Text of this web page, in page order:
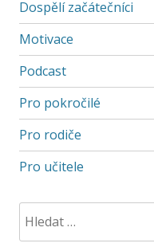
Dospělí začátečníci
Motivace
Podcast
Pro pokročilé
Pro rodiče
Pro učitele